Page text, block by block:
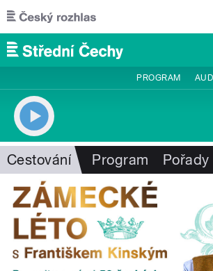
Přejít k hlavnímu obsahu
PROGRAM
Cestování Program Pořady